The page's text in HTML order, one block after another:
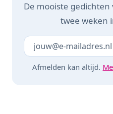
De mooiste
twee weken
Laat dit veld leeg
Afmelden kan altijd.